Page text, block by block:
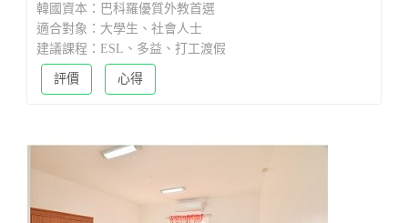
韓國資本：巴科羅優質外教首選
適合對象：大學生、社會人士
建議課程：ESL、多益、打工渡假
評價 心得